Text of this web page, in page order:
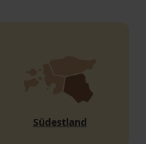
Südestland